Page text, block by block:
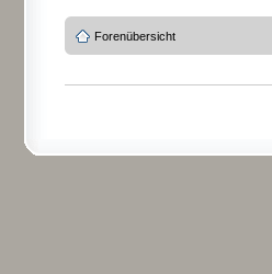
Forenübersicht